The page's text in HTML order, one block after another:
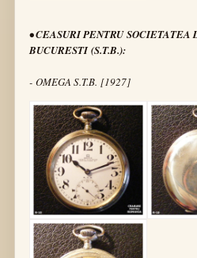
• CEASURI PENTRU SOCIETATEA
BUCURESTI (S.T.B.):
- OMEGA S.T.B. [1927]